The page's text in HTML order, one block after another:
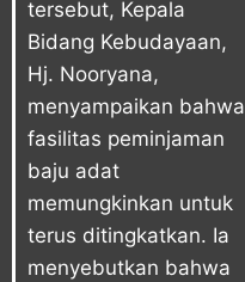
tersebut, Kepala
Bidang Kebudayaan,
Hj. Nooryana,
menyampaikan bahwa
fasilitas peminjaman
baju adat
memungkinkan untuk
terus ditingkatkan. Ia
menyebutkan bahwa